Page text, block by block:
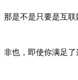
那是不是只要是互
非也，即使你满足